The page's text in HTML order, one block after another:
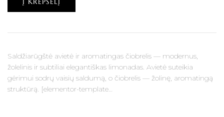
Saldžiarūgštė avietė ir aromatingas čiobrelis — modernus,
žolelinis ir subtiliai elegantiškas limonadas. Avietė suteikia
gėrimui sodrų vaisių saldumą, o čiobrelis — žolinę, aromatingą
struktūrą. [elementor-template…